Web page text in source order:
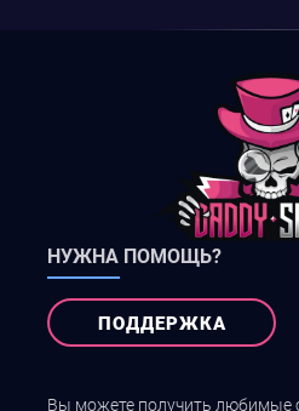
НУЖНА ПОМОЩЬ?
ПОДДЕРЖКА
Вы можете получить любимые